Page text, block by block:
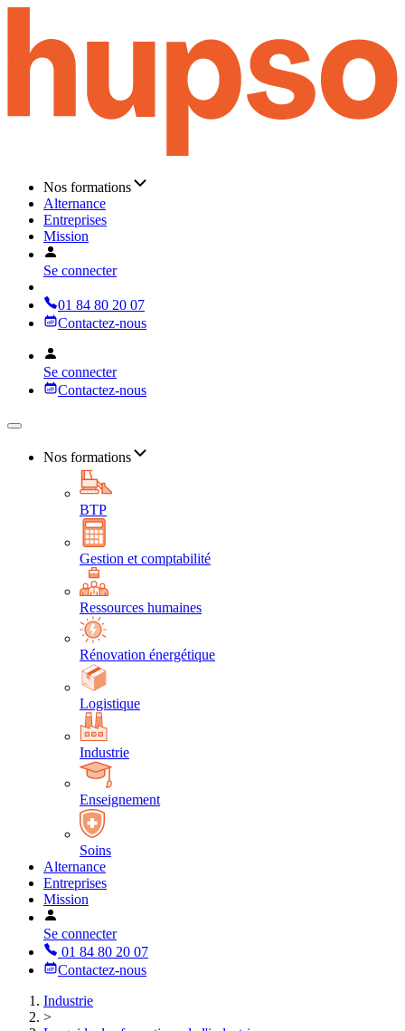
Nos formations
Alternance
Entreprises
Mission
Se connecter
01 84 80 20 07
Contactez-nous
Se connecter
Contactez-nous
Nos formations
BTP
Gestion et comptabilité
Ressources humaines
Rénovation énergétique
Logistique
Industrie
Enseignement
Soins
Alternance
Entreprises
Mission
Se connecter
01 84 80 20 07
Contactez-nous
Industrie
>